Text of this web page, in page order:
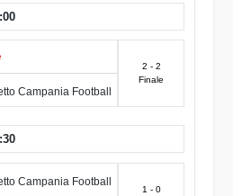
2 - 2
Finale
1 - 0